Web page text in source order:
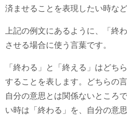
済ませることを表現したい時な
上記の例文にあるように、「終
させる場合に使う言葉です。
「終わる」と「終える」はどち
することを表します。どちらの
自分の意思とは関係ないところ
い時は「終わる」を、自分の意